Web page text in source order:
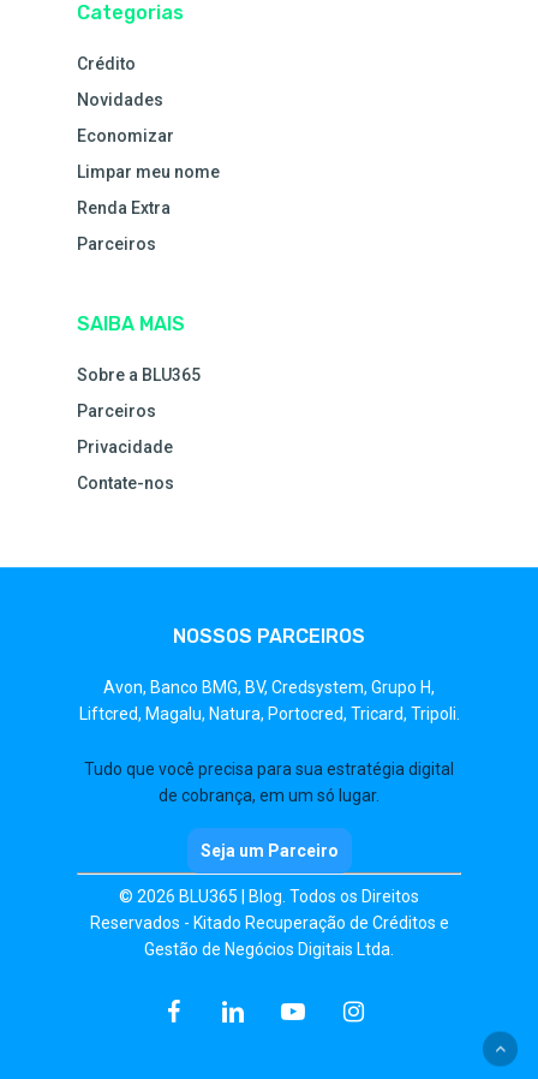
Categorias
Crédito
Novidades
Economizar
Limpar meu nome
Renda Extra
Parceiros
SAIBA MAIS
Sobre a BLU365
Parceiros
Privacidade
Contate-nos
NOSSOS PARCEIROS
Avon, Banco BMG, BV, Credsystem, Grupo H,
Liftcred, Magalu, Natura, Portocred, Tricard, Tripoli.
Tudo que você precisa para sua estratégia digital
de cobrança, em um só lugar.
Seja um Parceiro
© 2026 BLU365 | Blog. Todos os Direitos
Reservados - Kitado Recuperação de Créditos e
Gestão de Negócios Digitais Ltda.
facebooklinkedin youtube instagram